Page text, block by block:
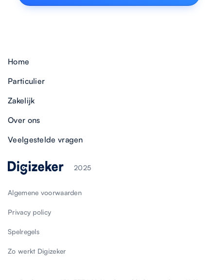
Home
Particulier
Zakelijk
Over ons
Veelgestelde vragen
2025
Algemene voorwaarden
Privacy policy
Spelregels
Zo werkt Digizeker